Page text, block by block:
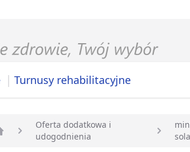
| Turnusy rehabilitacyjne
główna
Oferta dodatkowa i
udogodnienia